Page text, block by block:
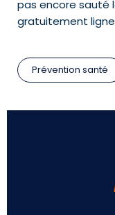
pas encore sauté
gratuitement
Prévention santé